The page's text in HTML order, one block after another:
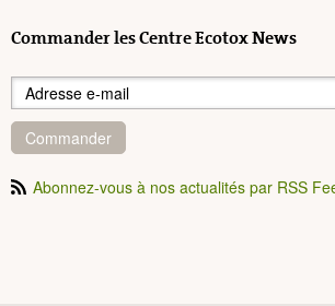
Commander les Centre Ecotox News
Commander
Abonnez-vous à nos actualités par RSS